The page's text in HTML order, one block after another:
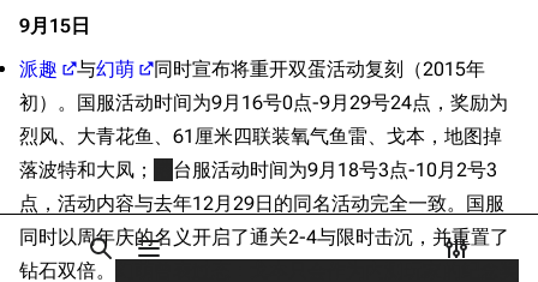
打开/关闭搜索
打开/关闭菜单
Naval History
德国联邦数字档案
馆
JACAR
打开/关
打
未登录
未登录用户的IP地址会在进行任意编辑后公开展示。
创建账号
登录
分享此页面
查看 更多
Cargo数据
引用此页
9月15日
派趣
与幻萌
同时宣布将重开双蛋活动复刻（2015年
初）。国服活动时间为9月16号0点-9月29号24点，奖励为
烈风、大青花鱼、61厘米四联装氧气鱼雷、戈本，地图掉
落波特和大凤；
台服活动时间为9月18号3点-10月2号3
点，活动内容与去年12月29日的同名活动完全一致。国服
同时以周年庆的名义开启了通关2-4与限时击沉，并重置了
钻石双倍。
目录
欧美
港台及东南亚
相关链接